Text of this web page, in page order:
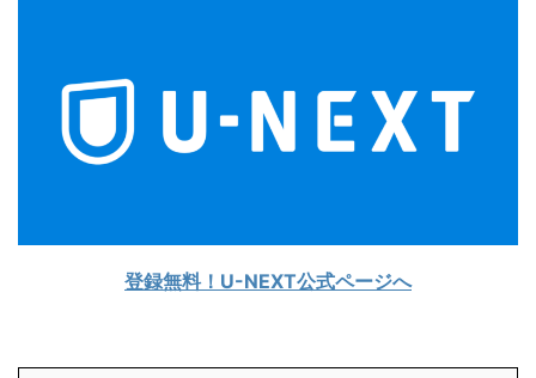
登録無料！U-NEXT公式ページへ